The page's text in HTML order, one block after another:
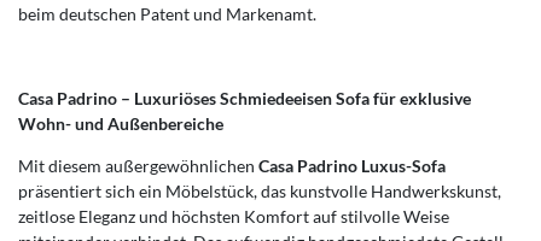
beim deutschen Patent und Markenamt.
Casa Padrino – Luxuriöses Schmiedeeisen Sofa für exklusive
Wohn- und Außenbereiche
Mit diesem außergewöhnlichen Casa Padrino Luxus-Sofa
präsentiert sich ein Möbelstück, das kunstvolle Handwerkskunst,
zeitlose Eleganz und höchsten Komfort auf stilvolle Weise